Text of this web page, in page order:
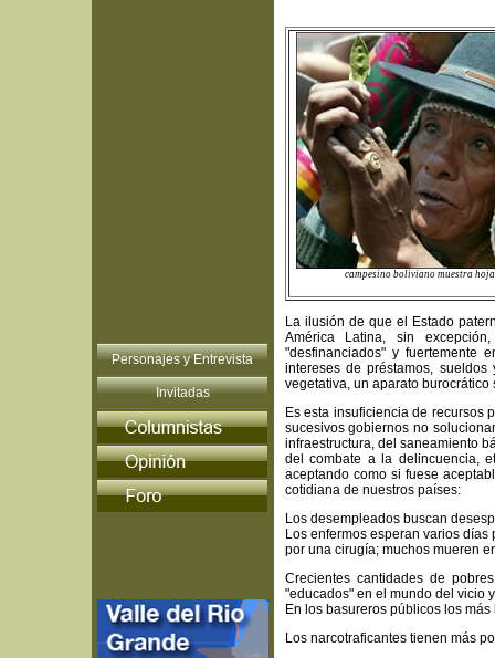
Personajes y Entrevista
Invitadas
campesino boliviano muestra
La ilusión de que el Estado
América Latina, sin
"desfinanciados" y fuertemente
intereses de préstamos,
vegetativa, un aparato
Es esta insuficiencia de recursos
sucesivos gobiernos no
infraestructura, del saneamiento
del combate a la delincuencia,
aceptando como si fuese
cotidiana de nuestros países:
Los desempleados buscan
Los enfermos esperan varios
por una cirugía; muchos mueren
Crecientes cantidades de
"educados" en el mundo del vicio
En los basureros públicos los
Los narcotraficantes tienen más